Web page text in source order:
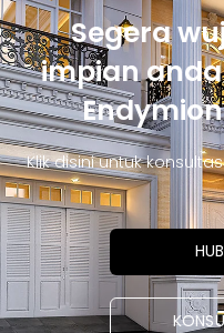
Segera
impian
Klik disini untuk